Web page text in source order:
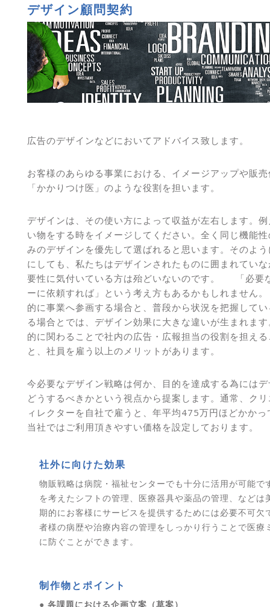
デザイン顧問契約
広告のデザインなどにおいてアドバイス致します。
お客様のあらゆる事業における、イメージアップや販
「かかりつけ医」のような役割を担います。
デザインは、その使い方によって収益が左右します。
い物をする時をイメージしてください。全く同じ機能
みのデザインを優先して選ばれると思います。そのよ
にしても、私たちはデザインされたものに囲まれてい
要性に気付いている方は殆どいないのです。 「必要
ーに依頼すれば」という考え方もあるかもしれません
的に事業へ参画する場合と、普段から状況を把握して
る場合とでは、デザイン効果に大きな違いが生まれま
的に関わることで社内の広告・広報担当の役割を担え
と、社員を雇う以上のメリットがあります。
今必要なデザイン戦略は何か、目的を達成する為には
どうするべきかという視点から提案します。通常、ク
ィレクターを自社で雇うと、年平均475万円ほどかか
当社ではご利用頂きやすい価格を設定しております。
社外に向けた効果
物販戦略は病院・福祉センターでも十分に活用が可能で
を考えたシフトの管理、医療器具や薬品の管理、などは
期的にお客様にサービスを提供するためには必要不可欠
者様の病歴や治療内容の管理をしっかり行うことで医療
に防ぐことができます。
制作物とポイント
● 各課題における企画立案（草案）